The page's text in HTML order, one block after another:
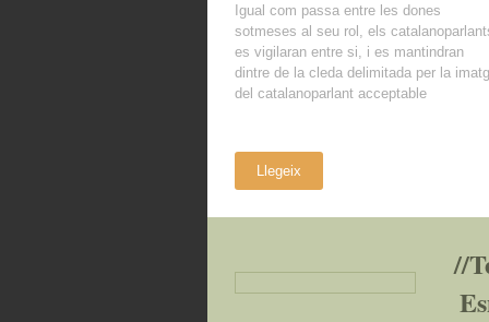
Igual com passa entre les dones
sotmeses al seu rol, els
es vigilaran entre si, i es mantindran
dintre de la cleda delimitada per la
del catalanoparlant acceptable
Llegeix
//